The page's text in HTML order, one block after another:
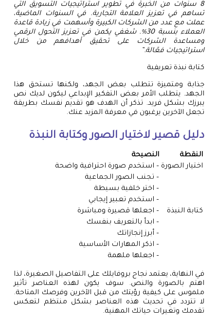
8 سنوات من الخبرة في تطوير استراتيجيات التسويق التي
تساهم في تعزيز العلامة التجارية. في السنوات الماضية،
عملت مع عدد من الشركات الكبيرة وأسهمت في زيادة قاعدة
العملاء بنسبة 30%. شغفي يكمن في تعزيز التحول الرقمي
ومساعدة الشركات على تحقيق أهدافهم من خلال
استراتيجيات فعّالة.”
كتابة نبذة تعريفية
جذابة ومتميزة تتطلب بعض الجهد، ولكنها تستحق هذا
الجهد. يتطلب الأمر بعض التفكير الإبداعي ليكون لديك نص
يبرزك بشكل فريد. تذكر أن الهدف هو تقديم نفسك بطريقة
تجعل الآخرين يرغبون في معرفة المزيد عنك.
دليل قصير لاختيار الصور وكتابة النبذة
النقطة
النصيحة
اختيار الصورة – استخدم صورة احترافية واضحة
– تجنب الصور الجماعية
– اختر خلفية بسيطة
– استخدم تعبير إيجابي
كتابة النبذة
– اجعلها قصيرة ومباشرة
– ابدأ بالتعريف بنفسك
– أبرز إنجازاتك
– اذكر المهارات الأساسية
– اجعلها ملهمة
في النهاية، يعتمد نجاح بروفايلك على التفاصيل الصغيرة، لذا
اهتم بالصورة والنص. سوف يكون لهذه العناصر تأثير
ملموس على كيفية رؤيتك من قبل الآخرين وفرصك المتاحة.
لا تتردد في تحديث هذه العناصر بشكل منتظم لتعكس
تقدمك وتغيرات حياتك المهنية.